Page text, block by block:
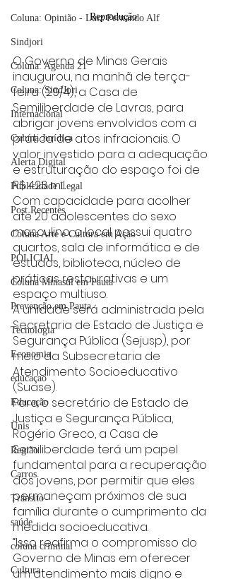
Coluna: Opinião - Luiz Fernando Alf
Sindjori
Coluna: Agenda 21
Coluna: SindJori
Internacional
Coluna Jurídica
Alerta Digital
Publicidade Legal
Post Recentes
Coluna Arte e Cultura em Ação
POLICIAL
Coluna Minasul em Pauta
Prevenção em Pauta
Tecnologia
Economia
educaçao
Educação
Unis
Região
Carros
Trânsito
saúde
coluna criminal
Cultura
Reprodução
O Governo de Minas Gerais
inaugurou, na manhã de terça-
feira (29/4), a Casa de
Semiliberdade de Lavras, para
abrigar jovens envolvidos com a
prática de atos infracionais. O
valor investido para a adequação
e estruturação do espaço foi de
R$ 423 mil.
Com capacidade para acolher
até 20 adolescentes do sexo
masculino, o local possui quatro
quartos, sala de informática e de
estudos, biblioteca, núcleo de
práticas restaurativas e um
espaço multiuso.
A unidade será administrada pela
Secretaria de Estado de Justiça e
Segurança Pública (Sejusp), por
meio da Subsecretaria de
Atendimento Socioeducativo
(Suase).
Para o secretário de Estado de
Justiça e Segurança Pública,
Rogério Greco, a Casa de
Semiliberdade terá um papel
fundamental para a recuperação
dos jovens, por permitir que eles
permaneçam próximos de sua
família durante o cumprimento da
medida socioeducativa.
“Isso reafirma o compromisso do
Governo de Minas em oferecer
um atendimento mais digno e